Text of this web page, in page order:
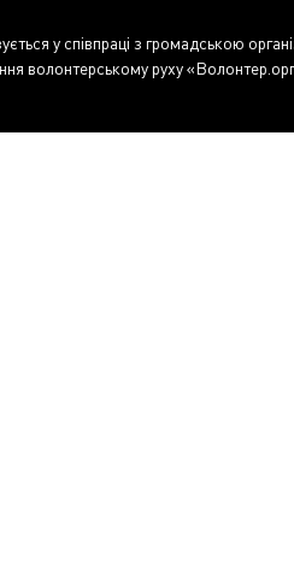
у співпраці з громадською
волонтерському руху